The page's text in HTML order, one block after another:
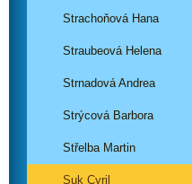
Strachoňová Hana
Straubeová Helena
Strnadová Andrea
Strýcová Barbora
Střelba Martin
Suk Cyril